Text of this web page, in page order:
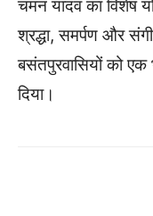
चमन यादव का विशेष
श्रद्धा, समर्पण और
बसंतपुरवासियों को एक
दिया।